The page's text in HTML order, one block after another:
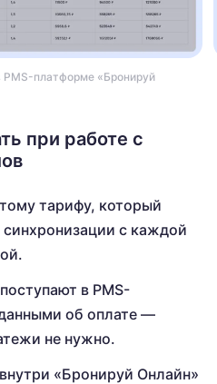
платформе «Бронируй
при работе с
тарифу, который
с каждой
в PMS-
об оплате —
не нужно.
«Бронируй Онлайн»